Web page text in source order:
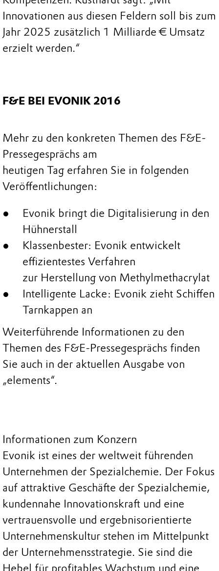
Innovationen aus diesen Feldern soll bis zum
Jahr 2025 zusätzlich 1 Milliarde € Umsatz
erzielt werden.“
F&E BEI EVONIK 2016
Mehr zu den konkreten Themen des F&E-
Pressegesprächs am
heutigen Tag erfahren Sie in folgenden
Veröffentlichungen:
Evonik bringt die Digitalisierung in den
Hühnerstall
Klassenbester: Evonik entwickelt
effizientestes Verfahren
zur Herstellung von Methylmethacrylat
Intelligente Lacke: Evonik zieht Schiffen
Tarnkappen an
Weiterführende Informationen zu den
Themen des F&E-Pressegesprächs finden
Sie auch in der aktuellen Ausgabe von
„elements“.
Informationen zum Konzern
Evonik ist eines der weltweit führenden
Unternehmen der Spezialchemie. Der Fokus
auf attraktive Geschäfte der Spezialchemie,
kundennahe Innovationskraft und eine
vertrauensvolle und ergebnisorientierte
Unternehmenskultur stehen im Mittelpunkt
der Unternehmensstrategie. Sie sind die